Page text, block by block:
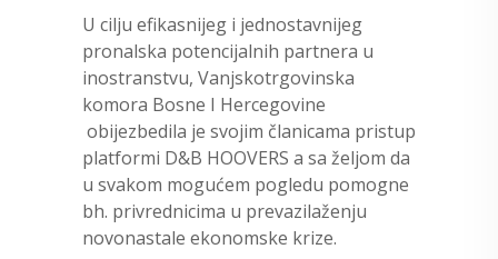
U cilju efikasnijeg i jednostavnijeg
pronalska potencijalnih partnera u
inostranstvu, Vanjskotrgovinska
komora Bosne I Hercegovine
obijezbedila je svojim članicama pristup
platformi D&B HOOVERS a sa željom da
u svakom mogućem pogledu pomogne
bh. privrednicima u prevazilaženju
novonastale ekonomske krize.